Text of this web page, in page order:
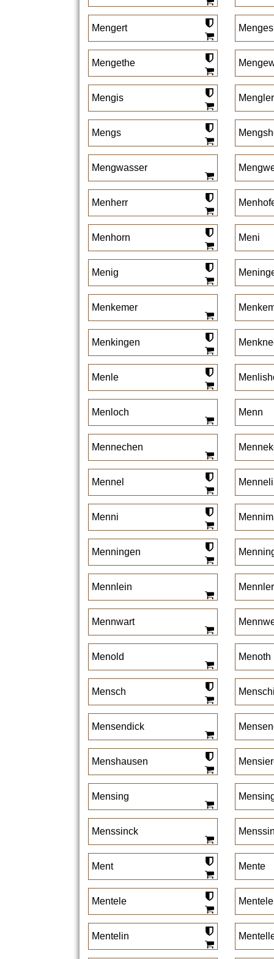
Mengert Menges
Mengethe
Mengis Mengler
Mengs
Mengwasser
Menherr
Menhorn Meni
Menig
Menkemer
Menkingen
Menle
Menloch Menn
Mennechen
Mennel
Menni
Menningen
Mennlein Mennler
Mennwart
Menold Menoth
Mensch
Mensendick
Menshausen
Mensing
Menssinck
Ment Mente
Mentele
Mentelin